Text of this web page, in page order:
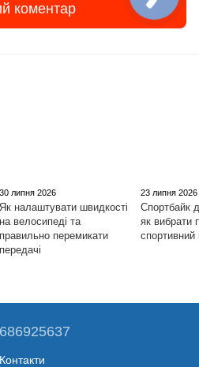
коментар
30 липня 2026
Як налаштувати швидкості
на велосипеді та
правильно перемикати
передачі
23 липня 2026
Спортбайк
як вибрати
Контакти